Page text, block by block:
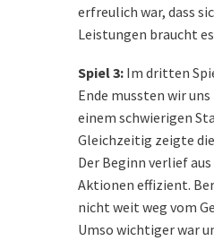
erfreulich war, dass
Leistungen braucht
Spiel 3: Im dritten
Ende mussten wir
einem schwierigen
Gleichzeitig zeigte
Der Beginn verlief
Aktionen effizient.
nicht weit weg vom
Umso wichtiger war